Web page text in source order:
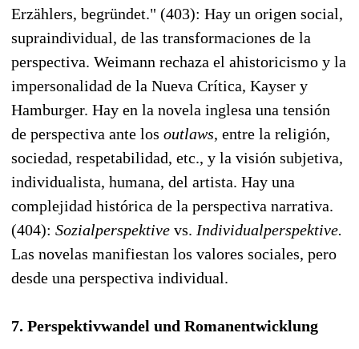
Erzählers, begründet." (403): Hay un origen social,
supraindividual, de las transformaciones de la
perspectiva. Weimann rechaza el ahistoricismo y la
impersonalidad de la Nueva Crítica, Kayser y
Hamburger. Hay en la novela inglesa una tensión
de perspectiva ante los outlaws, entre la religión,
sociedad, respetabilidad, etc., y la visión subjetiva,
individualista, humana, del artista. Hay una
complejidad histórica de la perspectiva narrativa.
(404): Sozialperspektive vs. Individualperspektive.
Las novelas manifiestan los valores sociales, pero
desde una perspectiva individual.
7. Perspektivwandel und Romanentwicklung